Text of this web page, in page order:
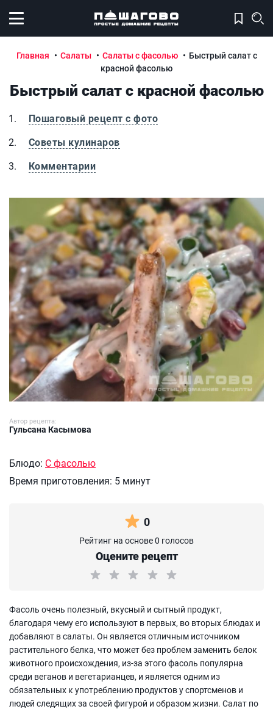
Открыть меню
Главная Салаты Салаты с фасолью
Быстрый салат с
красной фасолью
Быстрый салат с красной фасолью
Пошаговый рецепт с фото
Советы кулинаров
Комментарии
Быстрый салат с красной фасолью
Автор рецепта:
Гульсана Касымова
Блюдо: С фасолью
Время приготовления: 5 минут
0
Рейтинг на основе 0 голосов
Оцените рецепт
Фасоль очень полезный, вкусный и сытный продукт,
благодаря чему его используют в первых, во вторых блюдах и
добавляют в салаты. Он является отличным источником
растительного белка, что может без проблем заменить белок
животного происхождения, из-за этого фасоль популярна
среди веганов и вегетарианцев, и является одним из
обязательных к употреблению продуктов у спортсменов и
людей следящих за своей фигурой и образом жизни. Салат по